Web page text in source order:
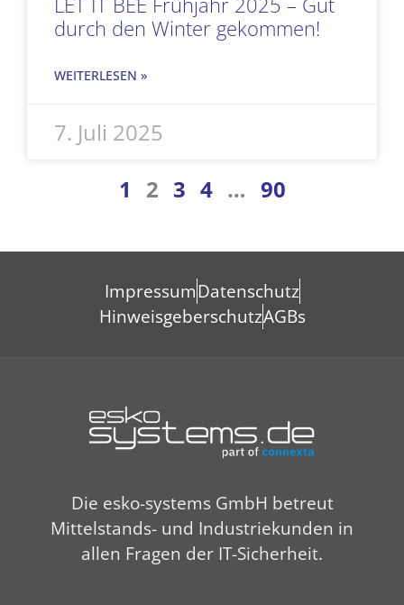
durch den Winter gekommen!
WEITERLESEN »
7. Juli 2025
1 2 3 4 … 90
ImpressumDatenschutz
HinweisgeberschutzAGBs
Die esko-systems GmbH betreut
Mittelstands- und Industriekunden in
allen Fragen der IT-Sicherheit.